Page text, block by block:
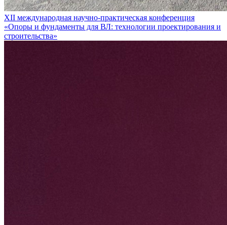
XII международная научно-практическая конференция
«Опоры и фундаменты для ВЛ: технологии проектирования и
строительства»